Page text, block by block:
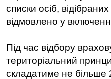
списки осіб,
відмовлено у
Під час відбору
територіальний
складатиме не більше